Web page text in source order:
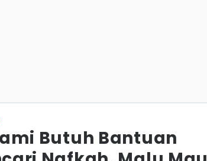
Butuh Bantuan